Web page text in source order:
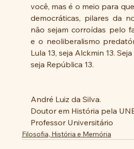
você, mas é o meio para
democráticas, pilares da
não sejam corroídas pelo
e o neoliberalismo
Lula 13, seja Alckmin 13.
seja República 13.
André Luiz da Silva.
Doutor em História pela
Professor Universitário
Filosofia, História e Memória